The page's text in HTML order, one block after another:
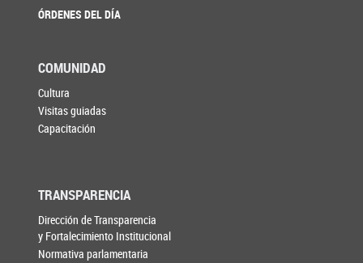
ÓRDENES DEL DÍA
COMUNIDAD
Cultura
Visitas guiadas
Capacitación
TRANSPARENCIA
Dirección de Transparencia
y Fortalecimiento Institucional
Normativa parlamentaria